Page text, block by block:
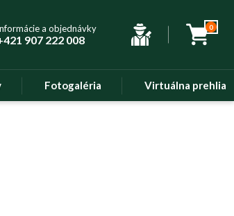
a objednávky
907 222 008
0
Fotogaléria Virtuálna